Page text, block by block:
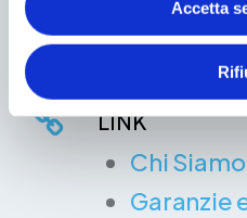
Accetta
Fax: 02
LINK
Chi Siamo
Garanzie